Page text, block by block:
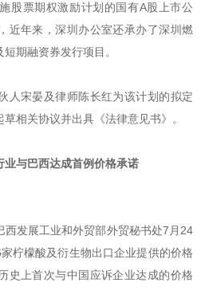
股票期权激励计划的国有A股上市公
近年来，深圳办公室还承办了深圳燃
期融资券发行项目。
人宋晏及律师陈长红为该计划的拟定
相关协议并出具《法律意见书》。
与巴西达成首例价格承诺
西发展工业和外贸部外贸秘书处7月24
柠檬酸及衍生物出口企业提供的价格
史上首次与中国应诉企业达成的价格